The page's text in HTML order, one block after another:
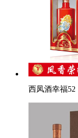
西凤酒幸福52